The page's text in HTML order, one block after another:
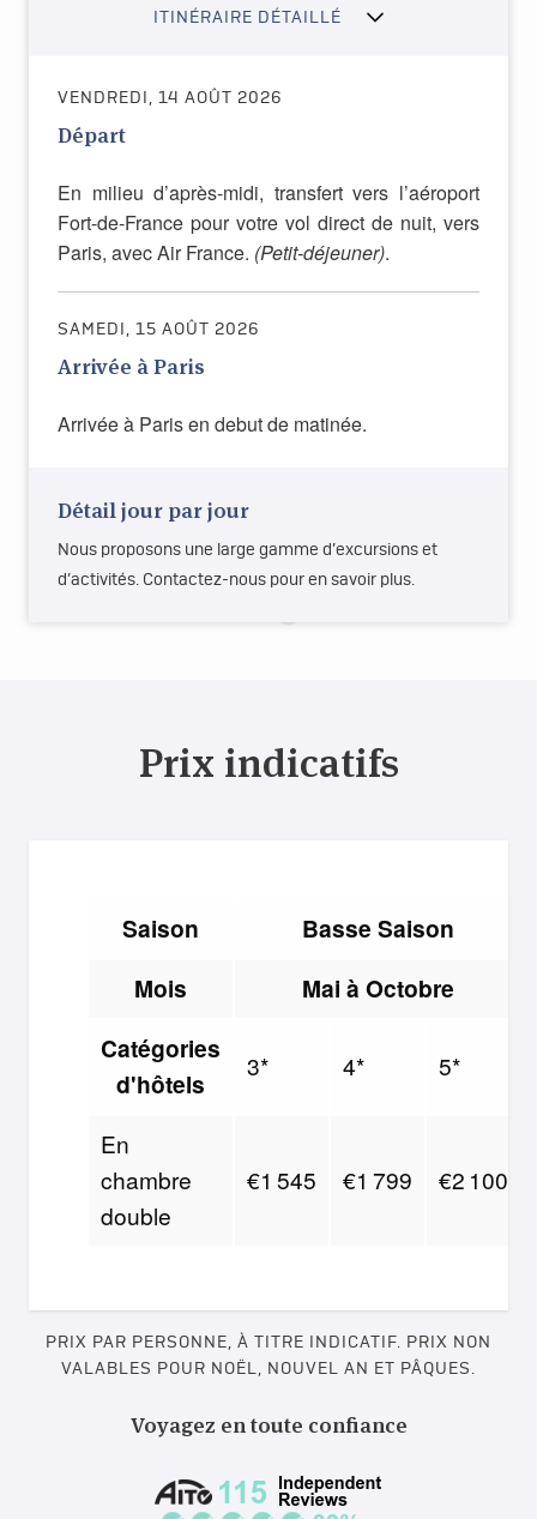
ITINÉRAIRE DÉTAILLÉ
VENDREDI, 14 AOÛT 2026
Départ
En milieu d’après-midi, transfert vers l’aéroport
Fort-de-France pour votre vol direct de nuit, vers
Paris, avec Air France. (Petit-déjeuner).
SAMEDI, 15 AOÛT 2026
Arrivée à Paris
Arrivée à Paris en debut de matinée.
Détail jour par jour
Nous proposons une large gamme d’excursions et
d’activités. Contactez-nous pour en savoir plus.
Prix indicatifs
Saison
Basse Saison
Mois
Mai à Octobre
Catégories
d'hôtels
3* 4* 5*
En
chambre
double
€1 545 €1 799 €2 100
PRIX PAR PERSONNE, À TITRE INDICATIF. PRIX NON
VALABLES POUR NOËL, NOUVEL AN ET PÂQUES.
Voyagez en toute confiance